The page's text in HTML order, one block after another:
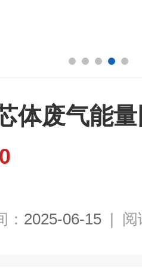
体废气能
2025-06-15 | 阅